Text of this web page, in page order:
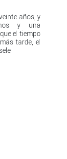
años, y
y una
el tiempo
tarde, el